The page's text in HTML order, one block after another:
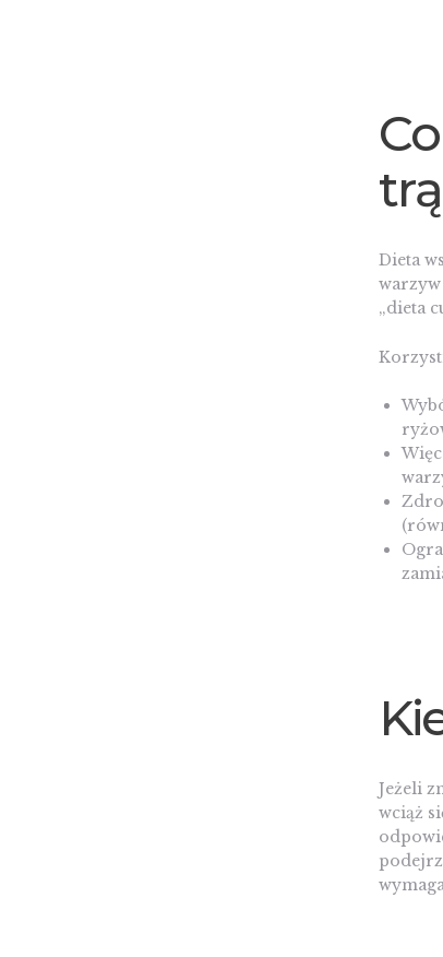
Dieta
„dieta
Jeżeli
wciąż